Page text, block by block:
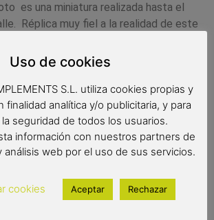
es una miniatura realizada hasta el
Réplica muy fiel a la realidad de este
la calidad de esta reproducción.
Uso de cookies
S.L. utiliza cookies propias y
finalidad analítica y/o publicitaria, y para
seguridad de todos los usuarios.
información con nuestros partners de
análisis web por el uso de sus servicios.
cookies Aceptar Rechazar